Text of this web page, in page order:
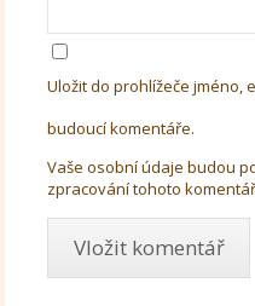
Uložit do prohlížeče jméno,
budoucí komentáře.
Vaše osobní údaje budou
zpracování tohoto